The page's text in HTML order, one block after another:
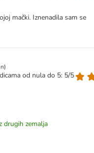
mački. Iznenadila sam se
od nula do 5: 5/5
drugih zemalja